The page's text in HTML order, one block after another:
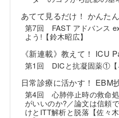
あてて見るだけ！ かんた
第7回 FAST アドバンス
よう!【鈴木昭広】
《新連載》教えて！ ICU
第1回 DICと抗凝固薬①【
日常診療に活かす！ EBM
第4回 心肺停止時の救命
がいいのか?／論文は信頼
けとITT解析と脱落【佐々